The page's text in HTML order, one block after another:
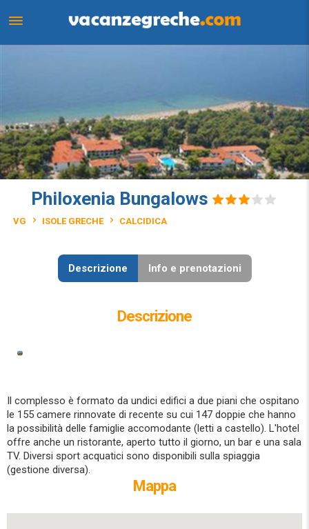
Philoxenia Bungalows
VG ISOLE GRECHE CALCIDICA
Descrizione Info e prenotazioni
Descrizione
Il complesso è formato da undici edifici a due piani che ospitano
le 155 camere rinnovate di recente su cui 147 doppie che hanno
la possibilità delle famiglie accomodante (letti a castello). L'hotel
offre anche un ristorante, aperto tutto il giorno, un bar e una sala
TV. Diversi sport acquatici sono disponibili sulla spiaggia
(gestione diversa).
Mappa